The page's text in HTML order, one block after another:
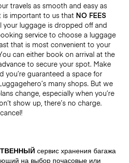
travels as smooth and easy as
is important to us that NO FEES
your luggage is dropped off and
service to choose a luggage
that is most convenient to your
can either book on arrival at the
to secure your spot. Make
you’re guaranteed a space for
many shops. But we
change, especially when you’re
show up, there’s no charge.
сервис хранения багажа
на выбор почасовые или